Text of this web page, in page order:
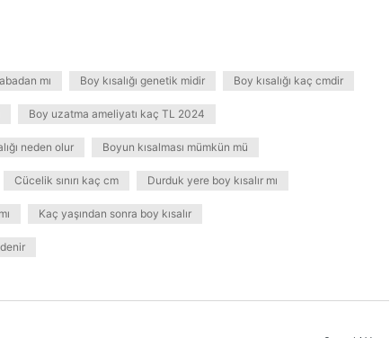
mı Boy kısalığı genetik midir Boy kısalığı kaç cmdir
Boy uzatma ameliyatı kaç TL 2024
neden olur Boyun kısalması mümkün mü
Cücelik sınırı kaç cm Durduk yere boy kısalır mı
Kaç yaşından sonra boy kısalır